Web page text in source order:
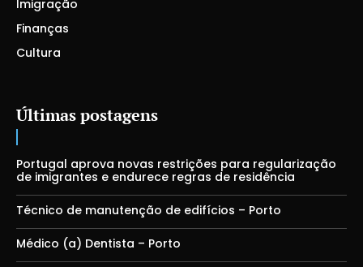
Imigração
Finanças
Cultura
Últimas postagens
Portugal aprova novas restrições para regularização
de imigrantes e endurece regras de residência
Técnico de manutenção de edifícios – Porto
Médico (a) Dentista – Porto